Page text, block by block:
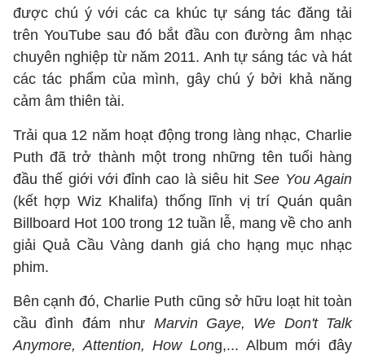
được chú ý với các ca khúc tự sáng tác đăng tải
trên YouTube sau đó bắt đầu con đường âm nhạc
chuyên nghiệp từ năm 2011. Anh tự sáng tác và hát
các tác phẩm của mình, gây chú ý bởi khả năng
cảm âm thiên tài.
Trải qua 12 năm hoạt động trong làng nhạc, Charlie
Puth đã trở thành một trong những tên tuổi hàng
đầu thế giới với đỉnh cao là siêu hitSee You Again
(kết hợp Wiz Khalifa) thống lĩnh vị trí Quán quân
Billboard Hot 100 trong 12 tuần lễ, mang về cho anh
giải Quả Cầu Vàng danh giá cho hạng mục nhạc
phim.
Bên cạnh đó, Charlie Puth cũng sở hữu loạt hit toàn
cầu đình đám như Marvin Gaye, We Don't Talk
Anymore, Attention, How Long,... Album mới đây